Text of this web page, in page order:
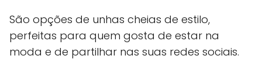
São opções de unhas cheias de estilo,
perfeitas para quem gosta de estar na
moda e de partilhar nas suas redes sociais.